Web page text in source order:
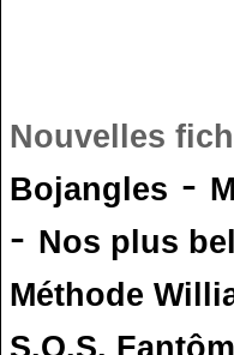
Nouvelles
Bojangles -
- Nos plus
Méthode
S.O.S.